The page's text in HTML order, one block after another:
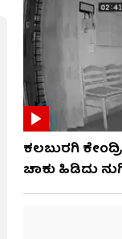
ಕಲಬುರಗಿ
ಚಾಕು ಹಿಡಿದು